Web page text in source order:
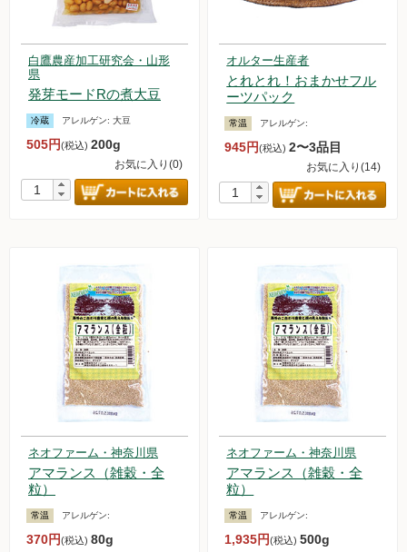
白鷹農産加工研究会・山形
県
発芽モードRの煮大豆
冷蔵 アレルゲン: 大豆
505円(税込) 200g
お気に入り(0)
オルター生産者
とれとれ！おまかせフル
ーツパック
常温 アレルゲン:
945円(税込)2〜3品目
お気に入り(14)
ネオファーム・神奈川県
アマランス（雑穀・全
粒）
常温 アレルゲン:
370円(税込) 80g
ネオファーム・神奈川県
アマランス（雑穀・全
粒）
常温 アレルゲン:
1,935円(税込)500g